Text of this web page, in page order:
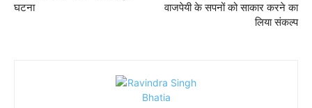
घटना
वाजपेयी के सपनों को साकार करने का
लिया संकल्प